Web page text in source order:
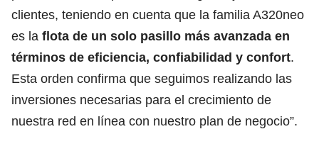
clientes, teniendo en cuenta que la familia A320neo
es la flota de un solo pasillo más avanzada en
términos de eficiencia, confiabilidad y confort.
Esta orden confirma que seguimos realizando las
inversiones necesarias para el crecimiento de
nuestra red en línea con nuestro plan de negocio”.